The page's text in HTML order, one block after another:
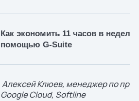
Как экономить 11 часов в неделю
помощью G-Suite
Алексей Клюев, менеджер по
Google Cloud, Softline